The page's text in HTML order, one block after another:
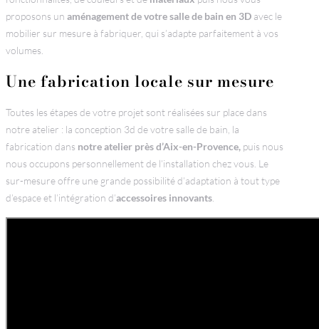
proposons un aménagement de votre salle de bain en 3D avec le
mobilier sur mesure à fabriquer, qui s’adapte parfaitement à vos
volumes.
Une fabrication locale sur mesure
Toutes les étapes de votre projet sont réalisées sur place dans
notre atelier : la conception 3d de votre salle de bain, la
fabrication dans notre atelier près d’Aix-en-Provence, puis nous
nous occupons personnellement de l’installation chez vous. Le
sur-mesure offre une grande possibilité d’adaptation à tout type
d’espace et l’intégration d’accessoires innovants.